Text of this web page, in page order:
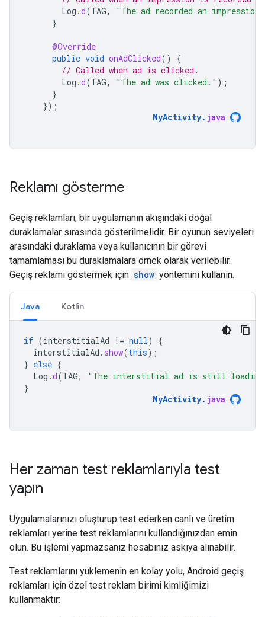
Log .d(TAG,
"The ad recorded an
}
@Override
public void onAdClicked()
{
// Called when ad is clicked.
Log .d(TAG, "The ad was clicked." );
}
});
MyActivity. java
Reklamı gösterme
Geçiş reklamları, bir uygulamanın akışındaki doğal
duraklamalar sırasında gösterilmelidir. Bir oyunun seviyeleri
arasındaki duraklama veya kullanıcının bir görevi
tamamlaması bu duraklamalara örnek olarak verilebilir.
Geçiş reklamı göstermek için show yöntemini kullanın.
Java Kotlin
if (interstitialAd != null)
{
interstitialAd . show(this);
} else {
Log .d(TAG,
"The interstitial ad is still
}
MyActivity. java
Her zaman test reklamlarıyla test
yapın
Uygulamalarınızı oluşturup test ederken canlı ve üretim
reklamları yerine test reklamlarını kullandığınızdan emin
olun. Bu işlemi yapmazsanız hesabınız askıya alınabilir.
Test reklamlarını yüklemenin en kolay yolu, Android geçiş
reklamları için özel test reklam birimi kimliğimizi
kullanmaktır: